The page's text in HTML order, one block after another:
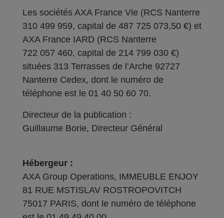
Les sociétés AXA France Vie (RCS Nanterre
310 499 959, capital de 487 725 073,50 €) et
AXA France IARD (RCS Nanterre
722 057 460, capital de 214 799 030 €)
situées 313 Terrasses de l’Arche 92727
Nanterre Cedex, dont le numéro de
téléphone est le 01 40 50 60 70.
Directeur de la publication :
Guillaume Borie, Directeur Général
Hébergeur :
AXA Group Operations, IMMEUBLE ENJOY
81 RUE MSTISLAV ROSTROPOVITCH
75017 PARIS, dont le numéro de téléphone